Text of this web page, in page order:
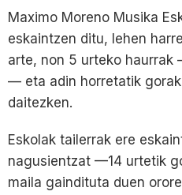
Maximo Moreno Musika
eskaintzen ditu, lehen
arte, non 5 urteko
— eta adin horretatik
daitezken.
Eskolak tailerrak ere
nagusientzat —14 urtetik
maila gaindituta duen